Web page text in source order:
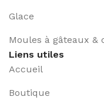
Glace
Moules à gâteaux &
Liens utiles
Accueil
Boutique